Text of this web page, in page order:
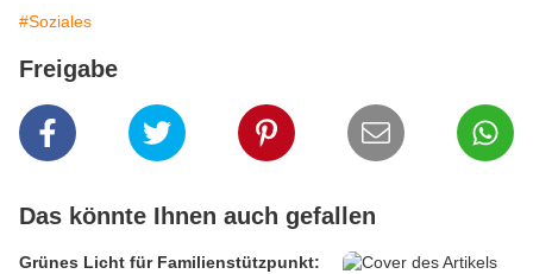
#Soziales
Freigabe
Das könnte Ihnen auch gefallen
Grünes Licht für Familienstützpunkt: